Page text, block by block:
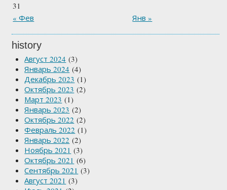
« Фев Янв »
31
history
Август 2024 (3)
Январь 2024 (4)
Декабрь 2023 (1)
Октябрь 2023 (2)
Март 2023 (1)
Январь 2023 (2)
Октябрь 2022 (2)
Февраль 2022 (1)
Январь 2022 (2)
Ноябрь 2021 (3)
Октябрь 2021 (6)
Сентябрь 2021 (3)
Август 2021 (3)